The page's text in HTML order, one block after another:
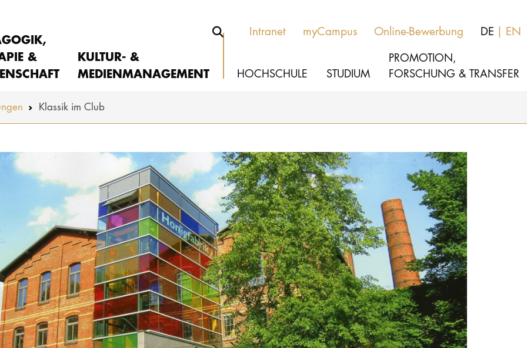
Intranet myCampus Online-Bewerbung DE EN
&
KULTUR- &
MEDIENMANAGEMENT
HOCHSCHULE STUDIUM
PROMOTION,
FORSCHUNG & TRANSFER
Klassik im Club
THEATER
PÄDAGOGIK, THERAPIE &
KULTUR- & MEDIENMANAGEMENT
HOCHSCHULE
STUDIUM
PROMOTION, FORSCHUNG & TRANSFER
Über uns
Organisation
Service
Netzwerk